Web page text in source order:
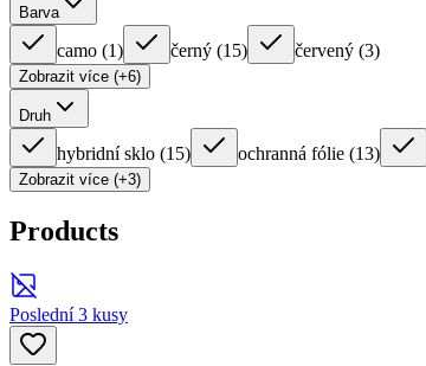
Barva
camo (1) černý (15) červený (3)
Zobrazit více (+6)
Druh
hybridní sklo (15) ochranná fólie (13)
Zobrazit více (+3)
Products
Poslední 3 kusy